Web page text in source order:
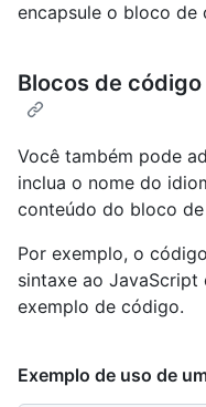
encapsule o bloco de
Blocos de
Você também pode
inclua o nome do
conteúdo do bloco
Por exemplo, o
sintaxe ao
exemplo de código.
Exemplo de uso de